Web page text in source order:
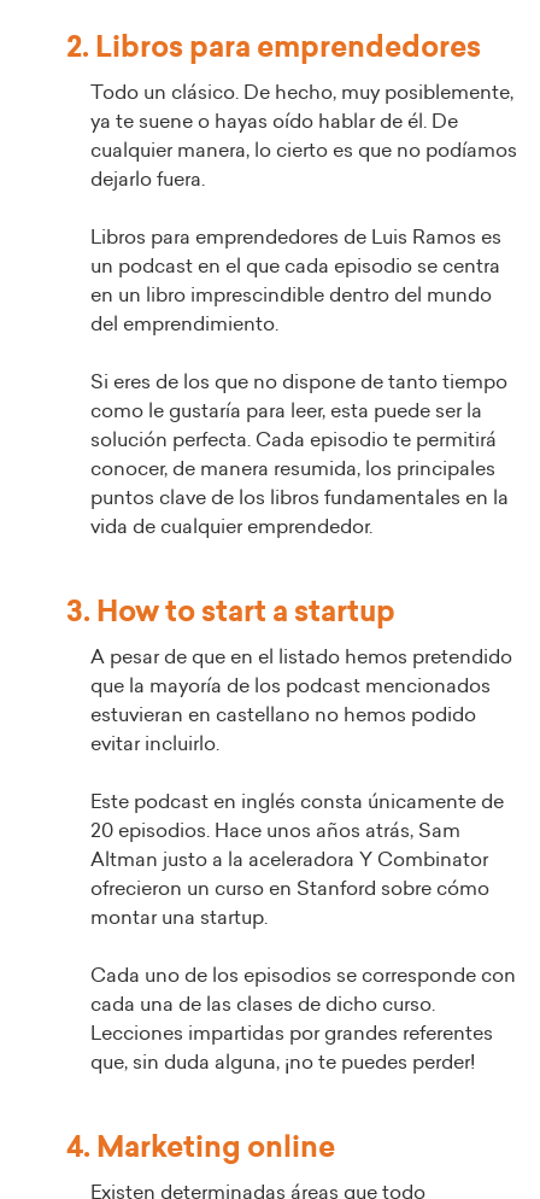
2. Libros para emprendedores
Todo un clásico. De hecho, muy posiblemente,
ya te suene o hayas oído hablar de él. De
cualquier manera, lo cierto es que no podíamos
dejarlo fuera.
Libros para emprendedores de Luis Ramos es
un podcast en el que cada episodio se centra
en un libro imprescindible dentro del mundo
del emprendimiento.
Si eres de los que no dispone de tanto tiempo
como le gustaría para leer, esta puede ser la
solución perfecta. Cada episodio te permitirá
conocer, de manera resumida, los principales
puntos clave de los libros fundamentales en la
vida de cualquier emprendedor.
3. How to start a startup
A pesar de que en el listado hemos pretendido
que la mayoría de los podcast mencionados
estuvieran en castellano no hemos podido
evitar incluirlo.
Este podcast en inglés consta únicamente de
20 episodios. Hace unos años atrás, Sam
Altman justo a la aceleradora Y Combinator
ofrecieron un curso en Stanford sobre cómo
montar una startup.
Cada uno de los episodios se corresponde con
cada una de las clases de dicho curso.
Lecciones impartidas por grandes referentes
que, sin duda alguna, ¡no te puedes perder!
4. Marketing online
Existen determinadas áreas que todo